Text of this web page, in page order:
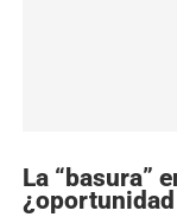
La “basura”